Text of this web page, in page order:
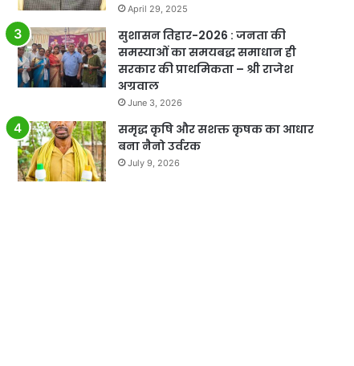
April 29, 2025
सुशासन तिहार-2026 : जनता की
समस्याओं का समयबद्ध समाधान ही
सरकार की प्राथमिकता – श्री राजेश
अग्रवाल
June 3, 2026
समृद्ध कृषि और सशक्त कृषक का आधार
बना नैनो उर्वरक
July 9, 2026